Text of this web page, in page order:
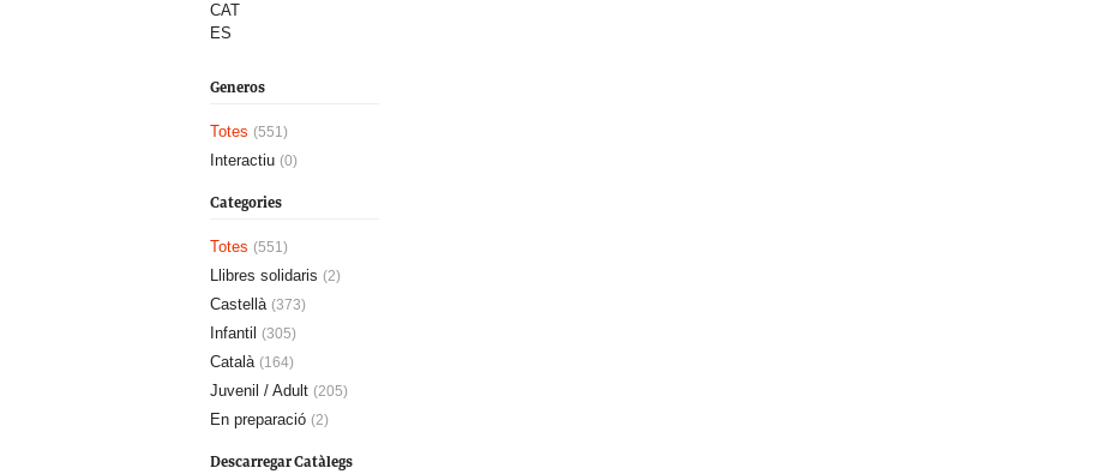
CAT
ES
Generos
Totes (551)
Interactiu (0)
Categories
Totes (551)
Llibres solidaris (2)
Castellà (373)
Infantil (305)
Català (164)
Juvenil / Adult (205)
En preparació (2)
Descarregar Catàlegs